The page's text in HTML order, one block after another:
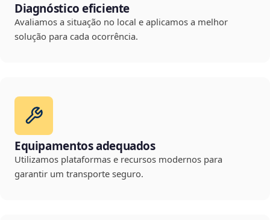
Diagnóstico eficiente
Avaliamos a situação no local e aplicamos a melhor
solução para cada ocorrência.
Equipamentos adequados
Utilizamos plataformas e recursos modernos para
garantir um transporte seguro.